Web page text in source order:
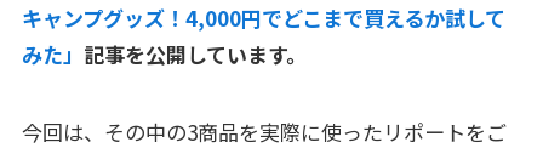
キャンプグッズ！4,000円でどこまで買えるか試して
みた」 記事を公開しています。
今回は、その中の3商品を実際に使ったリポートをご